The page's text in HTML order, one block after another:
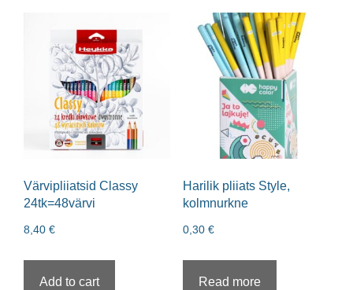
Värvipliiatsid Classy
24tk=48värvi
8,40 €
Add to cart
Harilik pliiats Style,
kolmnurkne
0,30 €
Read more